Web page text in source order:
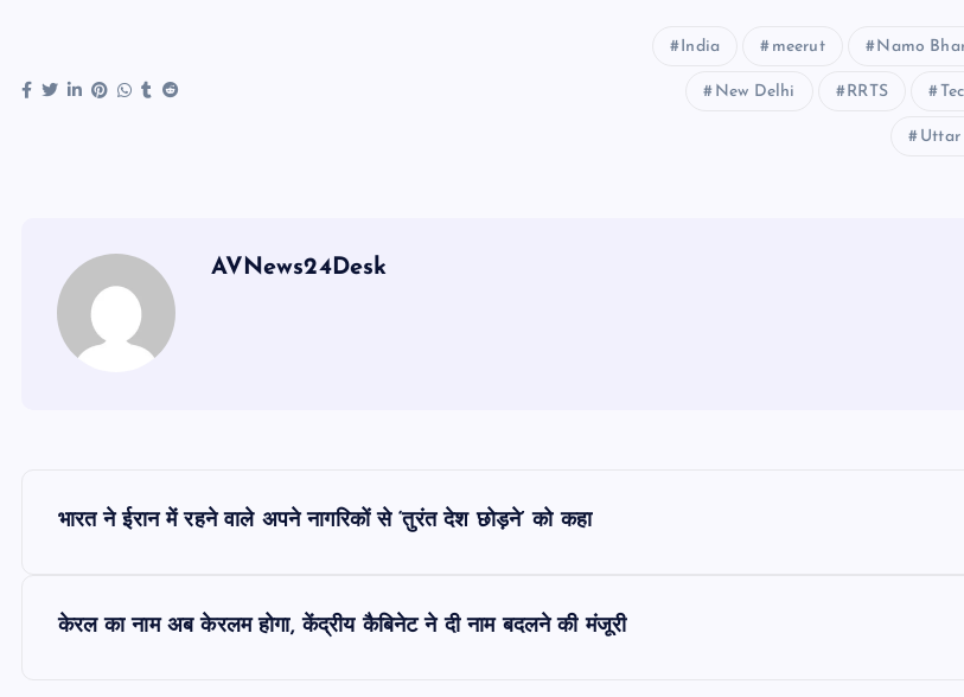
India meerut Namo
New Delhi RRTS
Uttar
AVNews24Desk
भारत ने ईरान में रहने वाले अपने नागरिकों से ‘तुरंत देश छोड़ने’ को कहा
केरल का नाम अब केरलम होगा, केंद्रीय कैबिनेट ने दी नाम बदलने की मंजूरी